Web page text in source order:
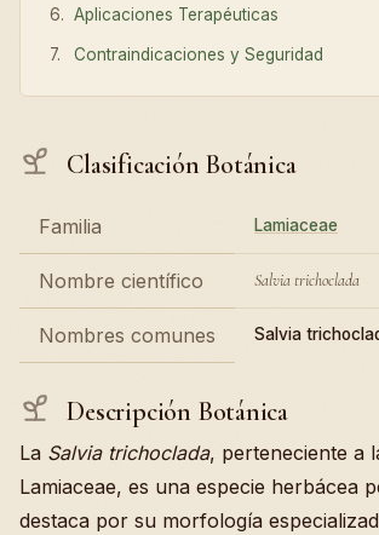
Aplicaciones Terapéuticas
Contraindicaciones y Seguridad
Clasificación Botánica
Familia Lamiaceae
Nombre científico Salvia trichoclada
Nombres comunes Salvia
Descripción Botánica
La Salvia trichoclada, perteneciente a
Lamiaceae, es una especie herbácea
destaca por su morfología